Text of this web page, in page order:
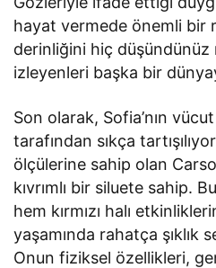
hayat vermede önemli bir
derinliğini hiç düşündünüz
izleyenleri başka bir
Son olarak, Sofia’nın
tarafından sıkça
ölçülerine sahip olan
kıvrımlı bir siluete sahip.
hem kırmızı halı
yaşamında rahatça şıklık
Onun fiziksel özellikleri,